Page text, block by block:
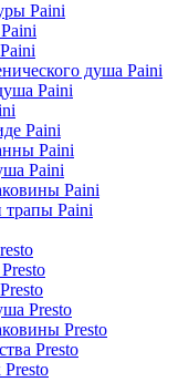
Paini
душа Paini
Paini
Paini
Paini
Paini
Paini
Paini
Presto
Presto
Presto